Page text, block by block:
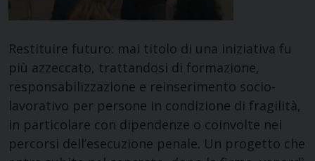
Restituire futuro: mai titolo di una iniziativa fu
più azzeccato, trattandosi di formazione,
responsabilizzazione e reinserimento socio-
lavorativo per persone in condizione di fragilità,
in particolare con dipendenze o coinvolte nei
percorsi dell’esecuzione penale. Un progetto che